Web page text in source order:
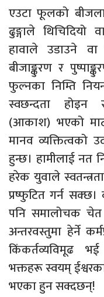
एउटा फूलको
ढुङ्गाले थिचिदियो
हावाले उडाउने
बीजाङ्कुरण र
फुल्नका निम्ति
स्वछन्दता होइन
(आकाश) भएको
मानव व्यक्तित्वको
हुन्छ। हामीलाई नत
हरेक युवाले
प्रष्फुटित गर्न
पनि समालोचक
अन्तरवस्तुमा हेर्ने
किंकर्तव्यविमूढ
भक्तहरू स्वयम्
भएका हुन सक्दछन्!